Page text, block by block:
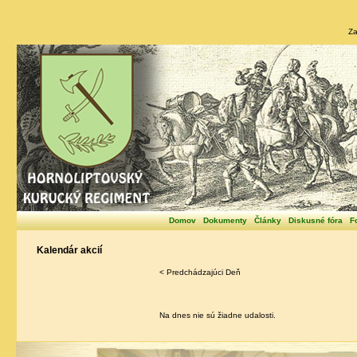
Domov Dokumenty Články Diskusné fóra
Kalendár akcií
< Predchádzajúci Deň
Na dnes nie sú žiadne udalosti.